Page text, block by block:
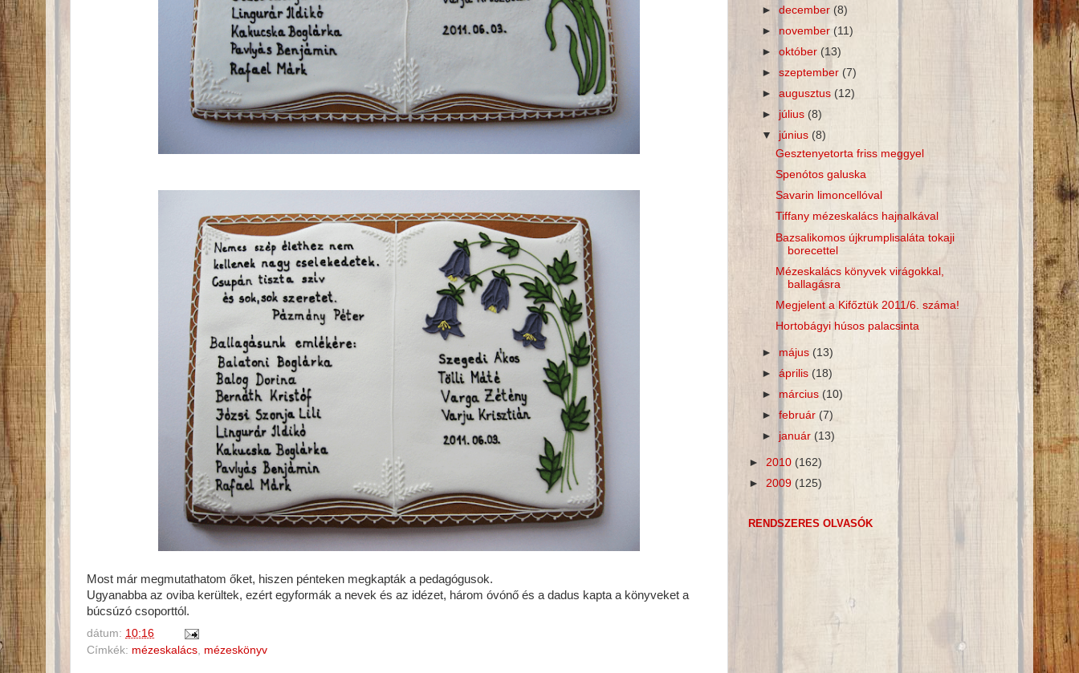
Most már megmutathatom őket, hiszen pénteken megkapták a pedagógusok.
Ugyanabba az oviba kerültek, ezért egyformák a nevek és az idézet, három óvónő és a dadus kapta a könyveket a
búcsúzó csoporttól.
dátum: 10:16
Címkék: mézeskalács mézeskönyv
►december (8)
► november(11)
►október (13)
►szeptember (7)
►augusztus (12)
► július(8)
▼ június (8)
Gesztenyetorta friss meggyel
Spenótos galuska
Savarin limoncellóval
Tiffany mézeskalács hajnalkával
Bazsalikomos újkrumplisaláta tokaji
borecettel
Mézeskalács könyvek virágokkal,
ballagásra
Megjelent a Kifőztük 2011/6. száma!
Hortobágyi húsos palacsinta
► május (13)
►április(18)
► március (10)
►február(7)
► január(13)
► 2010 (162)
► 2009 (125)
RENDSZERES OLVASÓK